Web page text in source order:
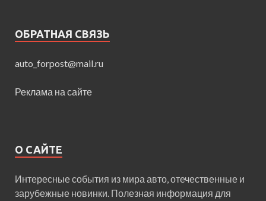
ОБРАТНАЯ СВЯЗЬ
auto_forpost@mail.ru
Реклама на сайте
О САЙТЕ
Интересные события из мира авто, отечественные и
зарубежные новинки. Полезная информация для